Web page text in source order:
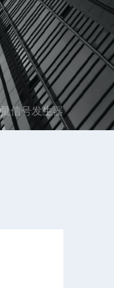
信号发生器